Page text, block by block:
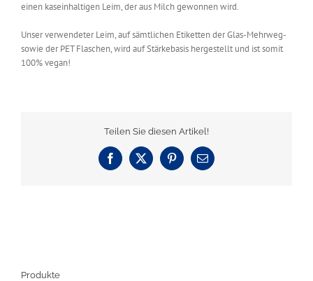
einen kaseinhaltigen Leim, der aus Milch gewonnen wird.
Unser verwendeter Leim, auf sämtlichen Etiketten der Glas-Mehrweg-
sowie der PET Flaschen, wird auf Stärkebasis hergestellt und ist somit
100% vegan!
Teilen Sie diesen Artikel!
Facebook
X PinterestE-
Produkte